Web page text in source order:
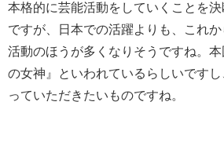
本格的に芸能活動をしていくことを
ですが、日本での活躍よりも、これ
活動のほうが多くなりそうですね。
の女神』といわれているらしいです
っていただきたいものですね。